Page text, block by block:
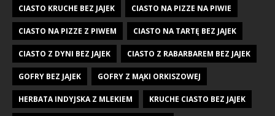
CIASTO KRUCHE BEZ JAJEK CIASTO NA PIZZE NA PIWIE
CIASTO NA PIZZE Z PIWEM CIASTO NA TARTĘ BEZ JAJEK
CIASTO Z DYNI BEZ JAJEK CIASTO Z RABARBAREM BEZ JAJEK
GOFRY BEZ JAJEK GOFRY Z MĄKI ORKISZOWEJ
HERBATA INDYJSKA Z MLEKIEM KRUCHE CIASTO BEZ JAJEK